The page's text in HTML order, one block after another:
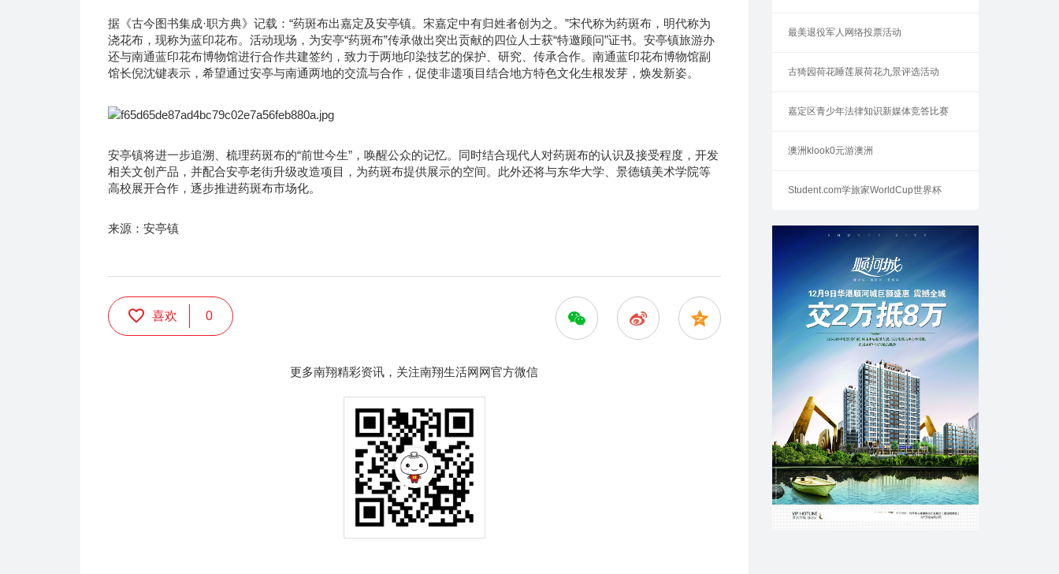
据《古今图书集成·职方典》记载：“药斑布出嘉定及安亭镇。宋嘉定中有归姓者创为之。”宋代称为药斑布，明代称为
浇花布，现称为蓝印花布。活动现场，为安亭“药斑布”传承做出突出贡献的四位人士获“特邀顾问”证书。安亭镇旅游办
还与南通蓝印花布博物馆进行合作共建签约，致力于两地印染技艺的保护、研究、传承合作。南通蓝印花布博物馆副
馆长倪沈键表示，希望通过安亭与南通两地的交流与合作，促使非遗项目结合地方特色文化生根发芽，焕发新姿。
安亭镇将进一步追溯、梳理药斑布的“前世今生”，唤醒公众的记忆。同时结合现代人对药斑布的认识及接受程度，开发
相关文创产品，并配合安亭老街升级改造项目，为药斑布提供展示的空间。此外还将与东华大学、景德镇美术学院等
高校展开合作，逐步推进药斑布市场化。
来源：安亭镇
喜欢 0
更多南翔精彩资讯，关注南翔生活网网官方微信
最美退役军人网络投票活动
古猗园荷花睡莲展荷花九景评选活动
嘉定区青少年法律知识新媒体竞答比赛
澳洲klook0元游澳洲
Student.com学旅家WorldCup世界杯